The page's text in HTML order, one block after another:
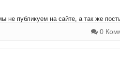
не публикуем на сайте, а так же
0